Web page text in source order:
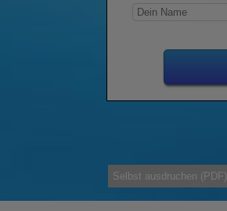
Selbst ausdruchen (PDF)